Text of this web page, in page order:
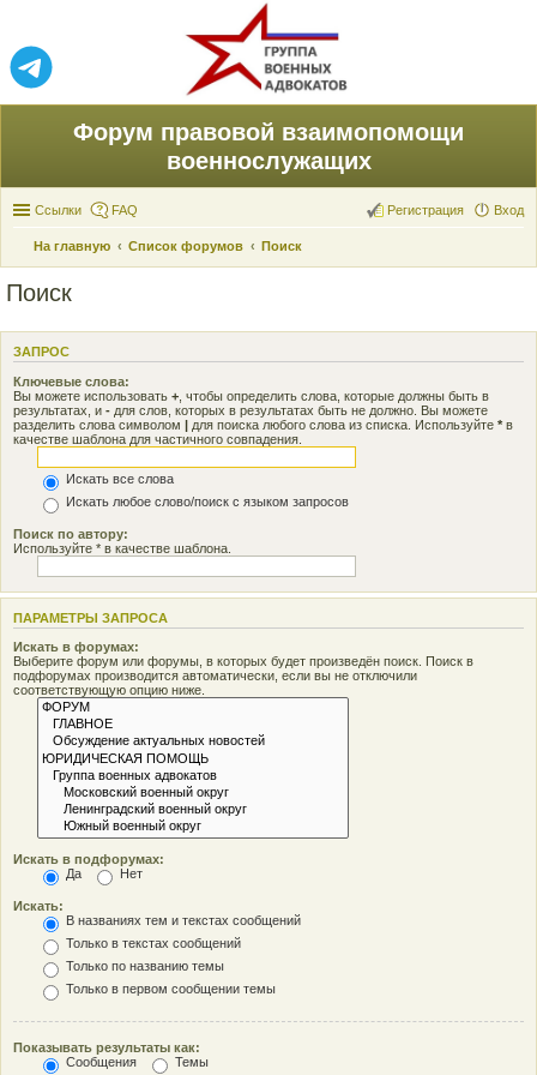
Форум правовой взаимопомощи
военнослужащих
Ссылки FAQ Вход
Регистрация
На главную Список форумов Поиск
Поиск
ЗАПРОС
Ключевые слова:
Вы можете использовать + , чтобы определить слова, которые должны быть в
результатах, и - для слов, которых в результатах быть не должно. Вы можете
разделить слова символом | для поиска любого слова из списка. Используйте * в
качестве шаблона для частичного совпадения.
Искать все слова
Искать любое слово/поиск с языком запросов
Поиск по автору:
Используйте * в качестве шаблона.
ПАРАМЕТРЫ ЗАПРОСА
Искать в форумах:
Выберите форум или форумы, в которых будет произведён поиск. Поиск в
подфорумах производится автоматически, если вы не отключили
соответствующую опцию ниже.
Искать в подфорумах:
Да
Нет
Искать:
В названиях тем и текстах сообщений
Только в текстах сообщений
Только по названию темы
Только в первом сообщении темы
Показывать результаты как:
Сообщения
Темы